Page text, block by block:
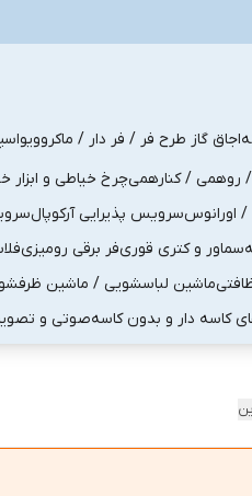
اجاق گاز طرح فر / فر دار / ماکروویو
روهمی / کنارهمیچرخ خیاطی و ابزار
اورانوسسرویس پذیرایی آرکوپال
سماور و کتری قوریفر برقی رومیزی
ماشین لباسشویی / ماشین
کاسه دار و بدون کاسهصوتی و